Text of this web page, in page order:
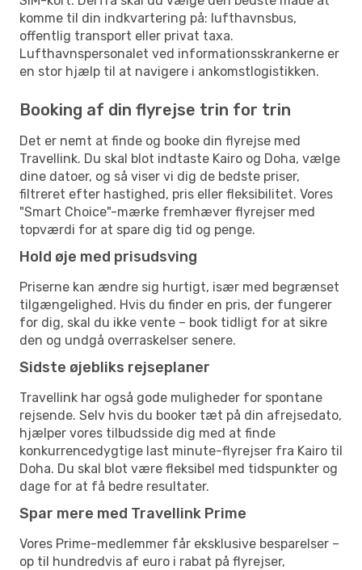
komme til din indkvartering på: lufthavnsbus,
offentlig transport eller privat taxa.
Lufthavnspersonalet ved informationsskrankerne er
en stor hjælp til at navigere i ankomstlogistikken.
Booking af din flyrejse trin for trin
Det er nemt at finde og booke din flyrejse med
Travellink. Du skal blot indtaste Kairo og Doha, vælge
dine datoer, og så viser vi dig de bedste priser,
filtreret efter hastighed, pris eller fleksibilitet. Vores
"Smart Choice"-mærke fremhæver flyrejser med
topværdi for at spare dig tid og penge.
Hold øje med prisudsving
Priserne kan ændre sig hurtigt, især med begrænset
tilgængelighed. Hvis du finder en pris, der fungerer
for dig, skal du ikke vente – book tidligt for at sikre
den og undgå overraskelser senere.
Sidste øjebliks rejseplaner
Travellink har også gode muligheder for spontane
rejsende. Selv hvis du booker tæt på din afrejsedato,
hjælper vores tilbudsside dig med at finde
konkurrencedygtige last minute-flyrejser fra Kairo til
Doha. Du skal blot være fleksibel med tidspunkter og
dage for at få bedre resultater.
Spar mere med Travellink Prime
Vores Prime-medlemmer får eksklusive besparelser –
op til hundredvis af euro i rabat på flyrejser,